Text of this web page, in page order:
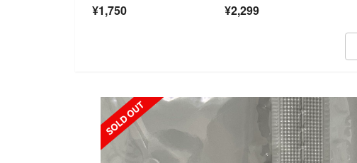
¥1,750 ¥2,299
SOLD OUT